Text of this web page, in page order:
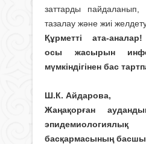
заттарды пайдаланып,
тазалау және жиі
Құрметті ата-
осы жасырын
мүмкіндігінен бас
Ш.К. Айдарова,
Жаңақорған
басқармасының